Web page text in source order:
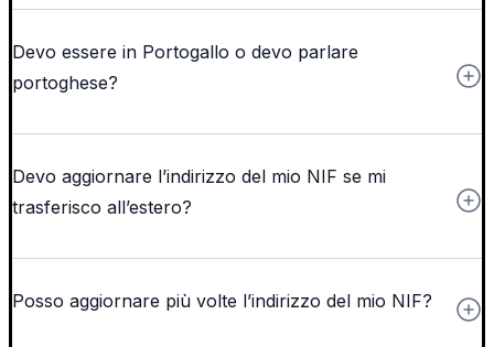
Devo essere in Portogallo o devo parlare
portoghese?
Devo aggiornare l’indirizzo del mio NIF se mi
trasferisco all’estero?
Posso aggiornare più volte l’indirizzo del mio NIF?